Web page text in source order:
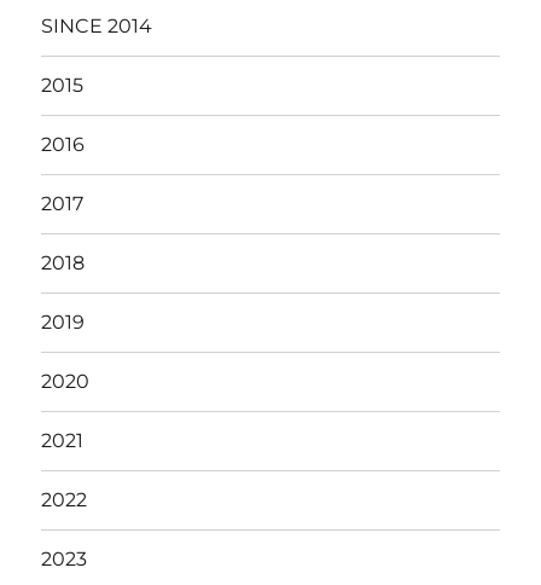
SINCE 2014
2015
2016
2017
2018
2019
2020
2021
2022
2023